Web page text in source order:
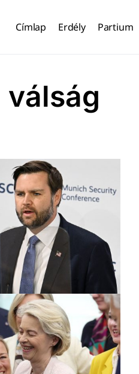
Címlap Erdély Partium
válság